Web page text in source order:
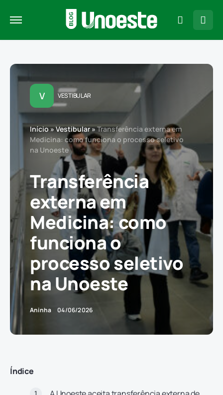
V VESTIBULAR
Início»Vestibular»Transferência externa em
Medicina: como funciona o processo seletivo
na Unoeste
Transferência
externa em
Medicina: como
funciona o
processo seletivo
na Unoeste
Aninha 04/06/2026
Índice